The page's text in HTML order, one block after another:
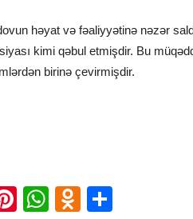
həyat və fəaliyyətinə nəzər
kimi qəbul etmişdir. Bu
birinə çevirmişdir.
Pinterest
WhatsApp